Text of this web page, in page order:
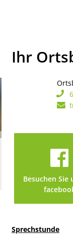
Ihr
Besuchen Sie
Sprechstunde